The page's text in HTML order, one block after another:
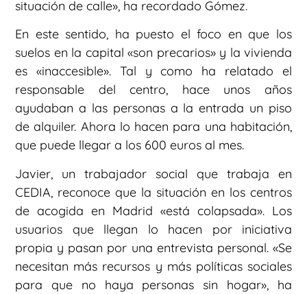
situación de calle», ha recordado Gómez.
En este sentido, ha puesto el foco en que los
suelos en la capital «son precarios» y la vivienda
es «inaccesible». Tal y como ha relatado el
responsable del centro, hace unos años
ayudaban a las personas a la entrada un piso
de alquiler. Ahora lo hacen para una habitación,
que puede llegar a los 600 euros al mes.
Javier, un trabajador social que trabaja en
CEDIA, reconoce que la situación en los centros
de acogida en Madrid «está colapsada». Los
usuarios que llegan lo hacen por iniciativa
propia y pasan por una entrevista personal. «Se
necesitan más recursos y más políticas sociales
para que no haya personas sin hogar», ha